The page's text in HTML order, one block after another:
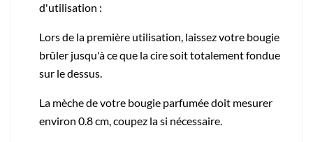
d'utilisation :
Lors de la première utilisation, laissez votre bougie
brûler jusqu'à ce que la cire soit totalement fondue
sur le dessus.
La mèche de votre bougie parfumée doit mesurer
environ 0.8 cm, coupez la si nécessaire.